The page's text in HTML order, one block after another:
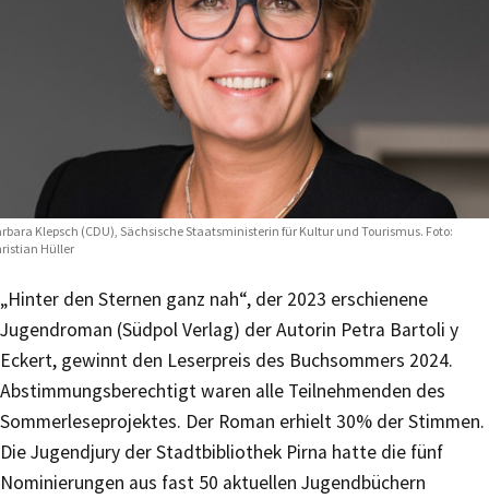
Klepsch (CDU), Sächsische Staatsministerin für Kultur und Tourismus. Foto:
Hüller
„Hinter den Sternen ganz nah“, der 2023 erschienene
Jugendroman (Südpol Verlag) der Autorin Petra Bartoli y
Eckert, gewinnt den Leserpreis des Buchsommers 2024.
Abstimmungsberechtigt waren alle Teilnehmenden des
Sommerleseprojektes. Der Roman erhielt 30% der Stimmen.
Die Jugendjury der Stadtbibliothek Pirna hatte die fünf
Nominierungen aus fast 50 aktuellen Jugendbüchern